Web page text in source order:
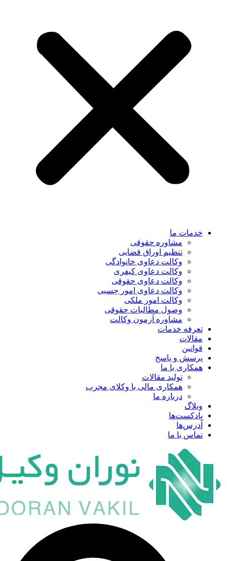
خدمات ما
مشاوره حقوقی
تنظیم اوراق قضایی
وکالت دعاوی خانوادگی
وکالت دعاوی کیفری
وکالت دعاوی حقوقی
وکالت دعاوی امور حِسبی
وکالت امور ملکی
وصول مطالبات حقوقی
مشاوره آزمون وکالت
تعرفه خدمات
مقالات
قوانین
پرسش و پاسخ
همکاری با ما
تولید مقالات
همکاری مالی با وکلای مجرب
درباره ما
وبلاگ
پادکست‌ها
آدرس‌ها
تماس با ما